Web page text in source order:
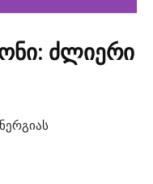
ძლიერი